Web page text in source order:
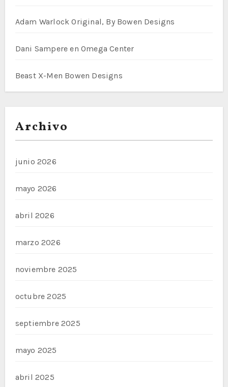
Adam Warlock Original, By Bowen Designs
Dani Sampere en Omega Center
Beast X-Men Bowen Designs
Archivo
junio 2026
mayo 2026
abril 2026
marzo 2026
noviembre 2025
octubre 2025
septiembre 2025
mayo 2025
abril 2025